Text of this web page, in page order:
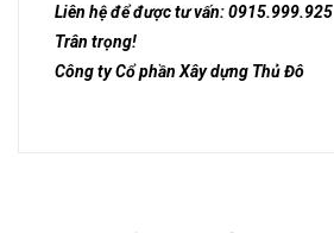
Liên hệ để được tư vấn: 0915.999.925
Trân trọng!
Công ty Cổ phần Xây dựng Thủ Đô